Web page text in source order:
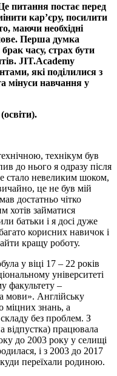
питання постає перед
кар’єру, посилити
маючи необхідні
Перша думка
часу, страх бути
JIT.Academy
які поділилися з
мінуси навчання у
технікум був
до нього я одразу після
стало невеликим шоком,
це не був мій
достатньо чітко
хотів займатися
батьки і я досі дуже
корисних навичок і
кращу роботу.
у віці 17 – 22 років
університеті
факультету –
мови». Англійську
міцних знань, а
без проблем. З
відпустка) працювала
до 2003 року у селищі
і з 2003 до 2017
куди переїхали родиною.